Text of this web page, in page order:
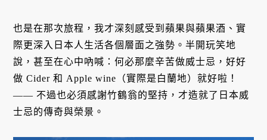
也是在那次旅程，我才深刻感受到蘋果與蘋果酒、實
際更深入日本人生活各個層面之強勢。半開玩笑地
說，甚至在心中吶喊：何必那麼辛苦做威士忌，好好
做 Cider 和 Apple wine（實際是白蘭地）就好啦！
—— 不過也必須感謝竹鶴翁的堅持，才造就了日本威
士忌的傳奇與榮景。